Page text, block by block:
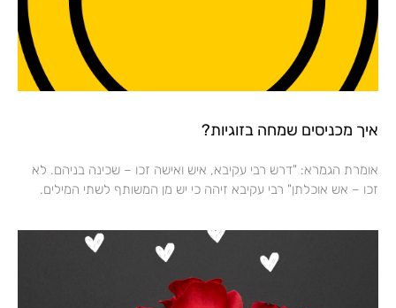
איך מכניסים שמחה בזוגיות?
אומרת הגמרא: "דרש רבי עקיבא, איש ואישה זכו – שכינה בניהם. לא
זכו – אש אוכלתן" רבי עקיבא זיהה כי יש מן המשותף לשתי המילים.